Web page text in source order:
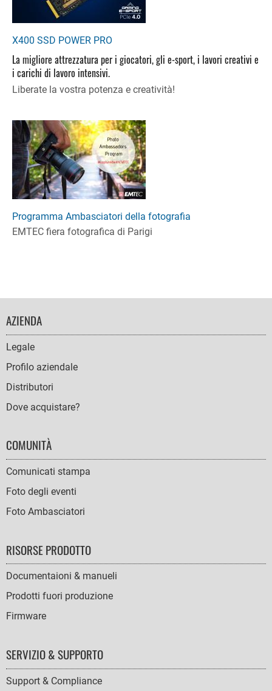
X400 SSD POWER PRO
La migliore attrezzatura per i giocatori, gli e-sport, i lavori creativi e
i carichi di lavoro intensivi.
Liberate la vostra potenza e creatività!
Programma Ambasciatori della fotografia
EMTEC fiera fotografica di Parigi
FOOTER
NAVIGATION
AZIENDA
Legale
Profilo aziendale
Distributori
Dove acquistare?
COMUNITÀ
Comunicati stampa
Foto degli eventi
Foto Ambasciatori
RISORSE PRODOTTO
Documentaioni & manueli
Prodotti fuori produzione
Firmware
SERVIZIO & SUPPORTO
Support & Compliance